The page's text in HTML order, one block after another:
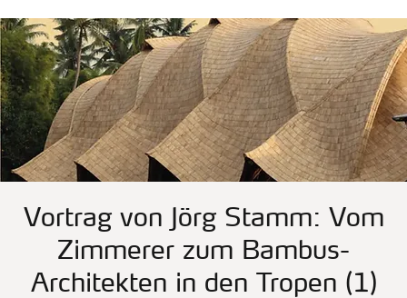
Vortrag von Jörg Stamm: Vom
Zimmerer zum Bambus-
Architekten in den Tropen (1)